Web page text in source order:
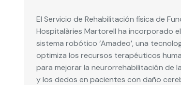
El Servicio de Rehabilitación física de
Hospitalàries Martorell ha incorporado el
sistema robótico ‘Amadeo’, una
optimiza los recursos terapéuticos
para mejorar la neurorrehabilitación de
y los dedos en pacientes con daño